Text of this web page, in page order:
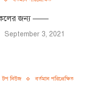
জন্য ——
September 3, 2021
টপ নিউজ বর্তমান পরিপ্রেক্ষিত